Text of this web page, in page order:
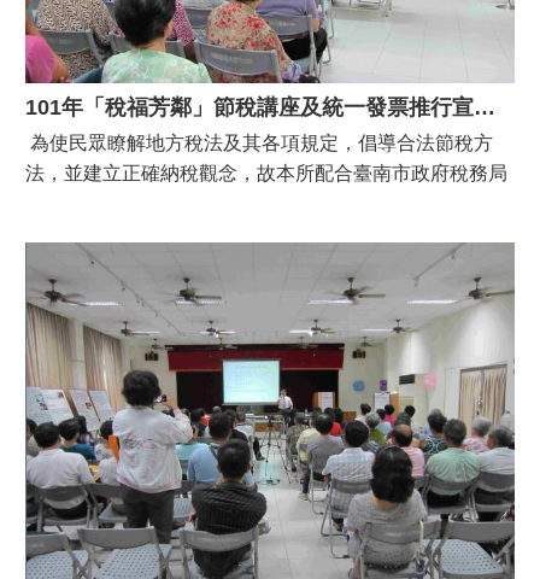
101年「稅福芳鄰」節稅講座及統一發票推行宣導活動
為使民眾瞭解地方稅法及其各項規定，倡導合法節稅方
法，並建立正確納稅觀念，故本所配合臺南市政府稅務局
座及統一發票推行宣導活動」，參加名眾近60人次，本次
活動不僅讓民眾有了正確的節稅觀念，也響應了捐發票作
公益的善行。